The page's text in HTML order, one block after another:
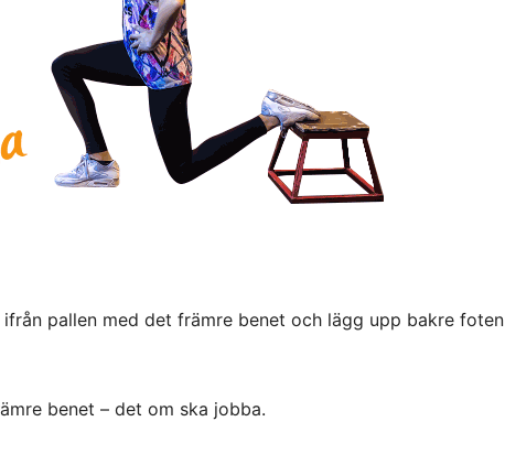
pallen med det främre benet och lägg upp bakre foten
benet – det om ska jobba.